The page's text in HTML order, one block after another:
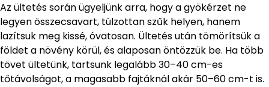
Az ültetés során ügyeljünk arra, hogy a gyökérzet ne
legyen összecsavart, túlzottan szűk helyen, hanem
lazítsuk meg kissé, óvatosan. Ültetés után tömörítsük a
földet a növény körül, és alaposan öntözzük be. Ha több
tövet ültetünk, tartsunk legalább 30–40 cm-es
tőtávolságot, a magasabb fajtáknál akár 50–60 cm-t is.